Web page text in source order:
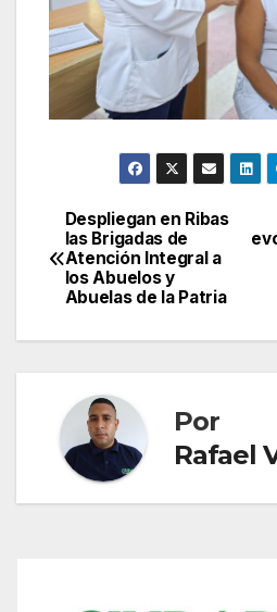
Navegación
de
Despliegan en Ribas
las Brigadas de
Atención Integral a
los Abuelos y
Abuelas de la Patria
Por
Rafael